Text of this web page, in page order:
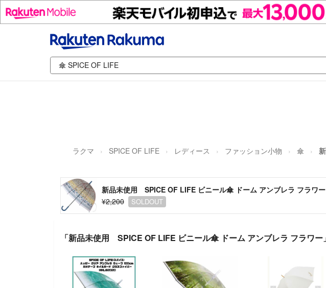
ラクマ SPICE OF LIFE レディース ファッション小物 傘
新品未使用 SPICE OF LIFE ビニール傘 ドーム アンブレラ フラワー
¥2,200
SOLDOUT
「新品未使用 SPICE OF LIFE ビニール傘 ドーム アンブレラ フラワー